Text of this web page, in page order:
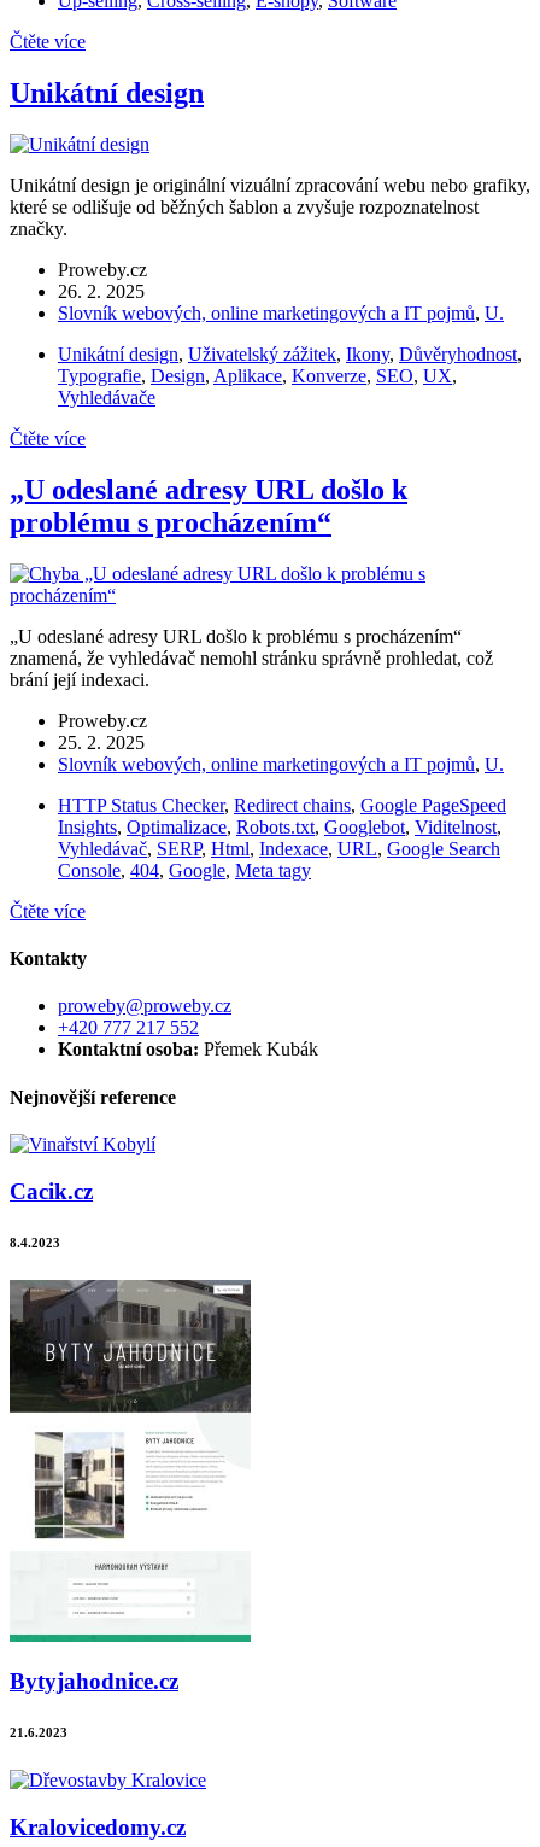
Čtěte více
Unikátní design
Unikátní design je originální vizuální zpracování webu nebo grafiky,
které se odlišuje od běžných šablon a zvyšuje rozpoznatelnost
značky.
Proweby.cz
26. 2. 2025
Slovník webových, online marketingových a IT pojmů, U.
Unikátní design, Uživatelský zážitek, Ikony, Důvěryhodnost,
Typografie, Design, Aplikace, Konverze, SEO, UX,
Vyhledávače
Čtěte více
„U odeslané adresy URL došlo k
problému s procházením“
„U odeslané adresy URL došlo k problému s procházením“
znamená, že vyhledávač nemohl stránku správně prohledat, což
brání její indexaci.
Proweby.cz
25. 2. 2025
Slovník webových, online marketingových a IT pojmů, U.
HTTP Status Checker, Redirect chains, Google PageSpeed
Insights, Optimalizace, Robots.txt, Googlebot, Viditelnost,
Vyhledávač, SERP, Html, Indexace, URL, Google Search
Console, 404, Google, Meta tagy
Čtěte více
Kontakty
proweby@proweby.cz
+420 777 217 552
Kontaktní osoba: Přemek Kubák
Nejnovější reference
Cacik.cz
8.4.2023
Bytyjahodnice.cz
21.6.2023
Kralovicedomy.cz